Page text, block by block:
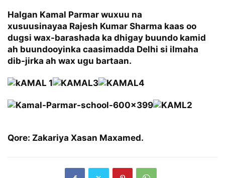
Halgan Kamal Parmar wuxuu na
xusuusinayaa Rajesh Kumar Sharma kaas oo
dugsi wax-barashada ka dhigay buundo kamid
ah buundooyinka caasimadda Delhi si ilmaha
dib-jirka ah wax ugu bartaan.
Qore: Zakariya Xasan Maxamed.